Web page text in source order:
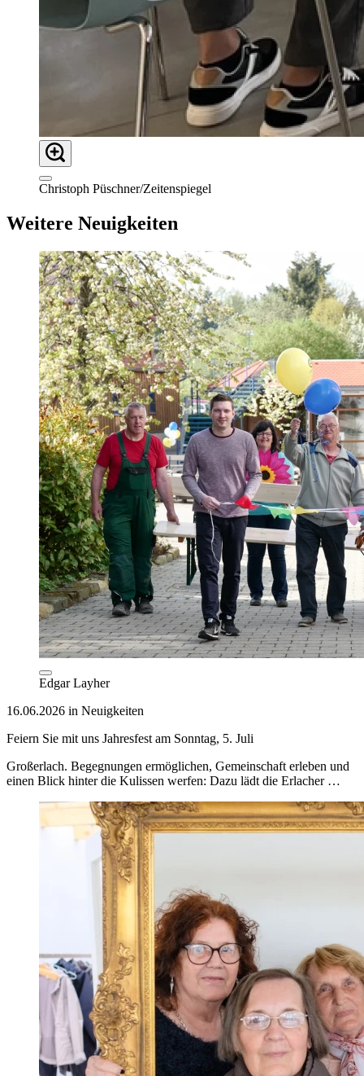
Christoph Püschner/Zeitenspiegel
Weitere Neuigkeiten
Edgar Layher
16.06.2026 in Neuigkeiten
Feiern Sie mit uns Jahresfest am Sonntag, 5. Juli
Großerlach. Begegnungen ermöglichen, Gemeinschaft erleben und
einen Blick hinter die Kulissen werfen: Dazu lädt die Erlacher …